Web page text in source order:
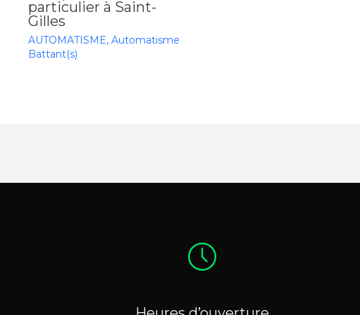
particulier à Saint-
Gilles
AUTOMATISME, Automatisme
Battant(s)